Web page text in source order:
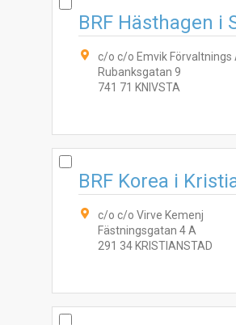
BRF Hästhagen i
c/o c/o Emvik Förvaltnings
Rubanksgatan 9
741 71 KNIVSTA
BRF Korea i
c/o c/o Virve Kemenj
Fästningsgatan 4 A
291 34 KRISTIANSTAD